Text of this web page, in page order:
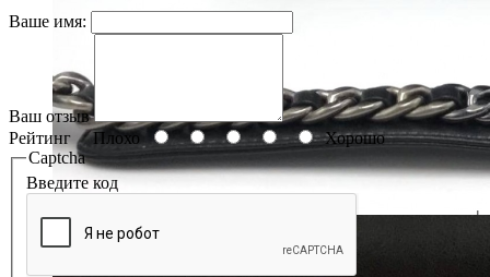
Ваше имя:
Ваш отзыв
Рейтинг Плохо
Хорошо
Captcha
Введите код